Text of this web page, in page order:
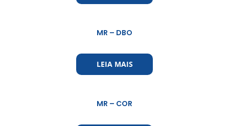
MR – DBO
LEIA MAIS
MR – COR